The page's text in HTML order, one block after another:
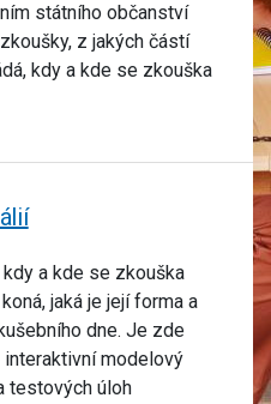
státního občanství
z jakých částí
kdy a kde se zkouška
a kde se zkouška
jaká je její forma a
dne. Je zde
modelový
testových úloh